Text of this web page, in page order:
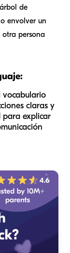
de
envolver un
persona
vocabulario
claras y
para explicar